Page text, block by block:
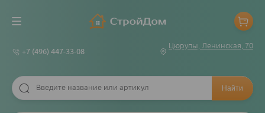
+7 (496) 447-33-08
Цюрупы, Ленинская, 70